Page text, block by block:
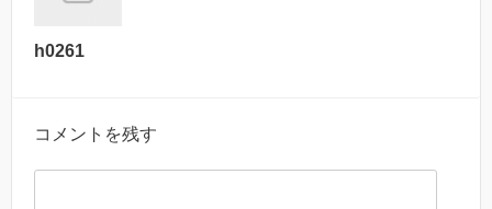
h0261
コメントを残す